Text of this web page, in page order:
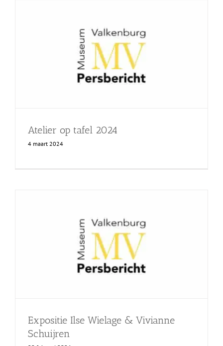
Atelier op tafel 2024
4 maart 2024
Expositie Ilse Wielage & Vivianne
Schuijren